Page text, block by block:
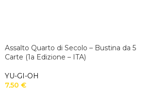
Assalto Quarto di Secolo – Bustina da 5
Carte (1a Edizione – ITA)
YU-GI-OH
7,50 €